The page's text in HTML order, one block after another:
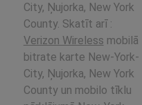
City, Ņujorka, New York
County. Skatīt arī :
Verizon Wireless mobilā
bitrate karte New-York-
City, Ņujorka, New York
County un mobilo tīklu